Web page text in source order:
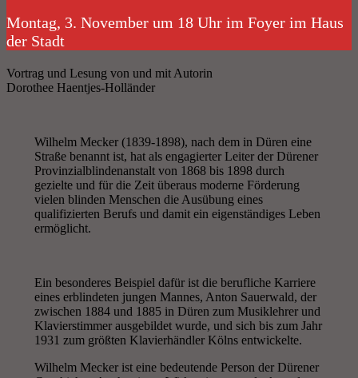
Montag, 3. November um 18 Uhr im Foyer im Haus
der Stadt
Vortrag und Lesung von und mit Autorin
Dorothee Haentjes-Holländer
Wilhelm Mecker (1839-1898), nach dem in Düren eine
Straße benannt ist, hat als engagierter Leiter der Dürener
Provinzialblindenanstalt von 1868 bis 1898 durch
gezielte und für die Zeit überaus moderne Förderung
vielen blinden Menschen die Ausübung eines
qualifizierten Berufs und damit ein eigenständiges Leben
ermöglicht.
Ein besonderes Beispiel dafür ist die berufliche Karriere
eines erblindeten jungen Mannes, Anton Sauerwald, der
zwischen 1884 und 1885 in Düren zum Musiklehrer und
Klavierstimmer ausgebildet wurde, und sich bis zum Jahr
1931 zum größten Klavierhändler Kölns entwickelte.
Wilhelm Mecker ist eine bedeutende Person der Dürener